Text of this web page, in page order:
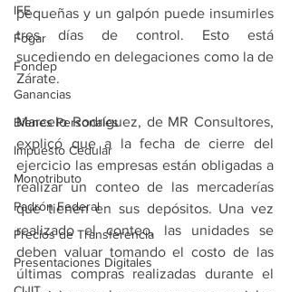
IFE
Fogar
Fondep
Ganancias
Bienes Personales
Impuesto Cedular
Monotributo
Padrón Federal
Precios de Transferencia
Presentaciones Digitales
pequeñas y un galpón puede insumirles
tres días de control. Esto está
sucediendo en delegaciones como la de
Zárate.
Marcelo Rodríguez, de MR Consultores,
explicó que a la fecha de cierre del
ejercicio las empresas están obligadas a
realizar un conteo de las mercaderías
que tienen en sus depósitos. Una vez
realizado el conteo, las unidades se
deben valuar tomando el costo de las
últimas compras realizadas durante el